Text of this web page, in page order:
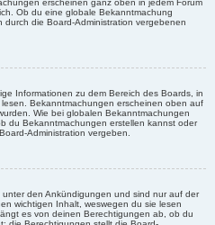
erscheinen ganz oben in jedem Forum
Ob du eine globale Bekanntmachung
die Board-Administration vergebenen
Informationen zu dem Bereich des Boards, in
Bekanntmachungen erscheinen oben auf
Wie bei globalen Bekanntmachungen
du Bekanntmachungen erstellen kannst oder
Administration vergeben.
den Ankündigungen und sind nur auf der
wichtigen Inhalt, weswegen du sie lesen
es von deinen Berechtigungen ab, ob du